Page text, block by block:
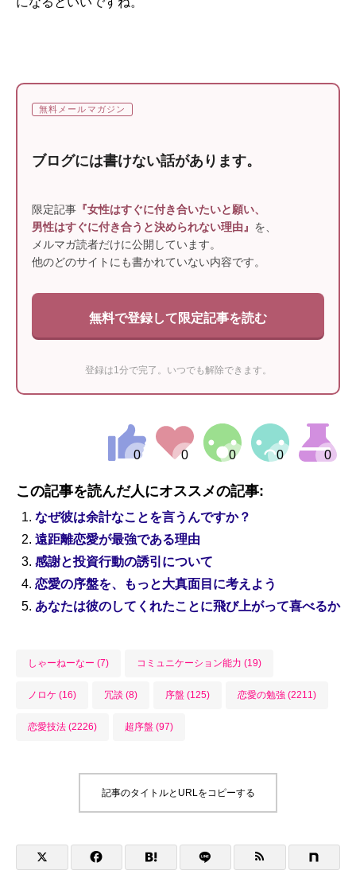
無料メールマガジン
ブログには書けない話があります。
限定記事 『女性はすぐに付き合いたいと願い、
男性はすぐに付き合うと決められない理由』 を、
メルマガ読者だけに公開しています。
他のどのサイトにも書かれていない内容です。
無料で登録して限定記事を読む
登録は1分で完了。いつでも解除できます。
この記事を読んだ人にオススメの記事:
なぜ彼は余計なことを言うんですか？
遠距離恋愛が最強である理由
感謝と投資行動の誘引について
恋愛の序盤を、もっと大真面目に考えよう
あなたは彼のしてくれたことに飛び上がって喜べるか
しゃーねーなー (7) コミュニケーション能力 (19)
ノロケ (16) 冗談 (8) 序盤 (125) 恋愛の勉強 (2211)
恋愛技法 (2226) 超序盤 (97)
記事のタイトルとURLをコピーする